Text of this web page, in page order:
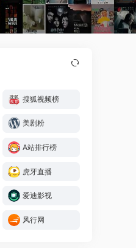
搜狐视频榜
美剧粉
A站排行榜
虎牙直播
爱迪影视
风行网